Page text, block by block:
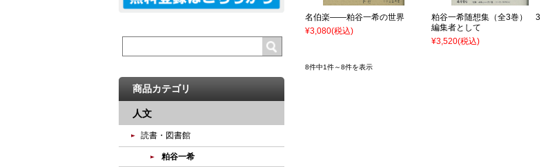
名伯楽――粕谷一希の世界
¥3,080(税込)
粕谷一希随想集（全3巻） 3
編集者として
¥3,520(税込)
8件中1件～8件を表示
商品カテゴリ
人文
読書・図書館
粕谷一希